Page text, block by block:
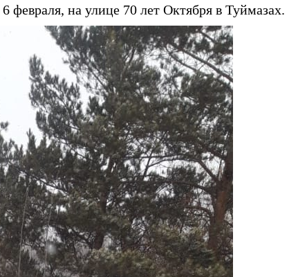
февраля, на улице 70 лет Октября в Туймазах.